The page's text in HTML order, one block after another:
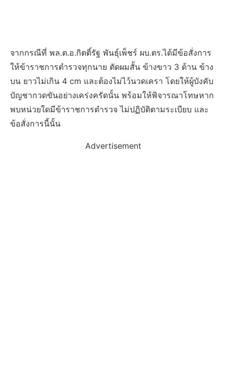
จากกรณีที่ พล.ต.อ.กิตติ์รัฐ พันธุ์เพ็ชร์ ผบ.ตร.ได้มีข้อสั่งการ
ให้ข้าราชการตำรวจทุกนาย ตัดผมสั้น ข้างขาว 3 ด้าน ข้าง
บน ยาวไม่เกิน 4 cm และต้องไม่ไว้นวดเครา โดยให้ผู้บังคับ
บัญชากวดขันอย่างเคร่งครัดนั้น พร้อมให้พิจารณาโทษหาก
พบหน่วยใดมีข้าราชการตำรวจ ไม่ปฏิบัติตามระเบียบ และ
ข้อสั่งการนี้นั้น
Advertisement